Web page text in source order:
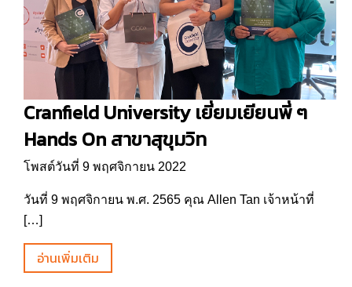
Cranfield University เยี่ยมเยียนพี่ ๆ
Hands On สาขาสุขุมวิท
โพสต์วันที่ 9 พฤศจิกายน 2022
วันที่ 9 พฤศจิกายน พ.ศ. 2565 คุณ Allen Tan เจ้าหน้าที่
[…]
อ่านเพิ่มเติม